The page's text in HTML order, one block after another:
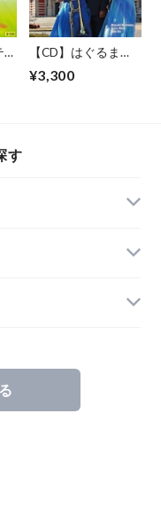
【CD】はぐるま
¥3,300
す